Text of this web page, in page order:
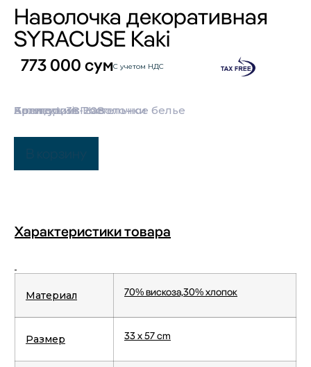
Наволочка декоративная
SYRACUSE Kaki
773 000 сумС учетом НДС
Категории:Постельное белье
Бренд:Iosis
Коллекция:Наволочки
Артикул: 38-208
Характеристики товара
Материал 70% вискоза,30% хлопок
Размер 33 x 57 cm